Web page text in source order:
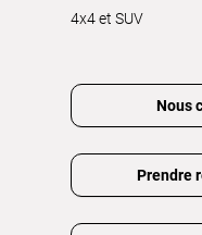
4x4 et SUV
Nous
Prendre